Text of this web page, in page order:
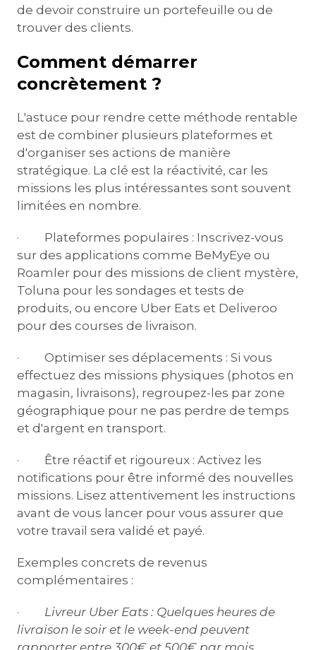
de devoir construire un portefeuille ou de
trouver des clients.
Comment démarrer
concrètement ?
L'astuce pour rendre cette méthode rentable
est de combiner plusieurs plateformes et
d'organiser ses actions de manière
stratégique. La clé est la réactivité, car les
missions les plus intéressantes sont souvent
limitées en nombre.
· Plateformes populaires : Inscrivez-vous
sur des applications comme BeMyEye ou
Roamler pour des missions de client mystère,
Toluna pour les sondages et tests de
produits, ou encore Uber Eats et Deliveroo
pour des courses de livraison.
· Optimiser ses déplacements : Si vous
effectuez des missions physiques (photos en
magasin, livraisons), regroupez-les par zone
géographique pour ne pas perdre de temps
et d'argent en transport.
· Être réactif et rigoureux : Activez les
notifications pour être informé des nouvelles
missions. Lisez attentivement les instructions
avant de vous lancer pour vous assurer que
votre travail sera validé et payé.
Exemples concrets de revenus
complémentaires :
· Livreur Uber Eats : Quelques heures de
livraison le soir et le week-end peuvent
rapporter entre 300€ et 500€ par mois.